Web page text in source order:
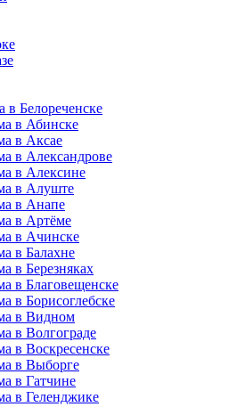
Белореченске
в Абинске
в Аксае
в Александрове
в Алексине
в Алуште
в Анапе
в Артёме
в Ачинске
в Балахне
в Березняках
в Благовещенске
в Борисоглебске
в Видном
в Волгограде
в Воскресенске
в Выборге
в Гатчине
в Геленджике